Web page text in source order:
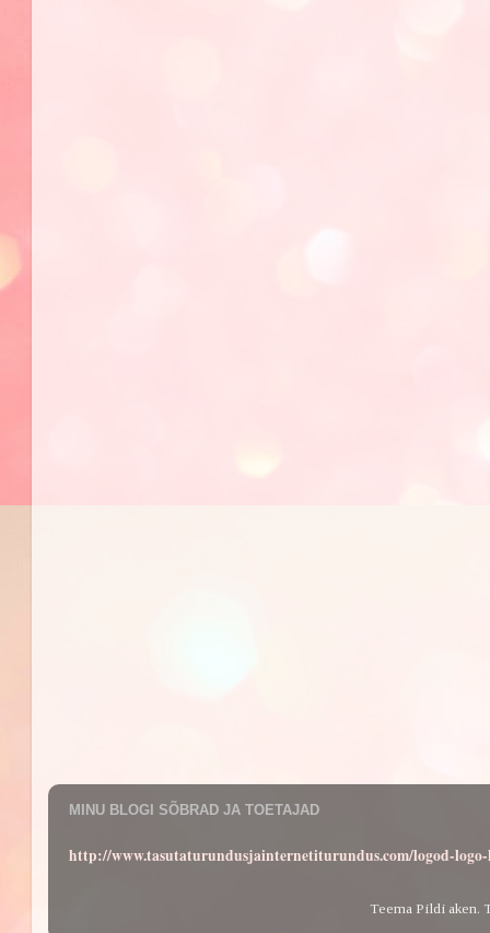
MINU BLOGI SÕBRAD JA TOETAJAD
http://www.tasutaturundusjainternetiturundus.com/logod-
Teema Pildi aken.